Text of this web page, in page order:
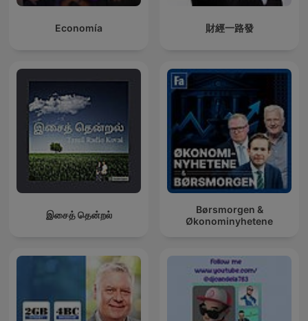
Economía 財經一路發
இசைத் தென்றல்
Børsmorgen &
Økonominyhetene